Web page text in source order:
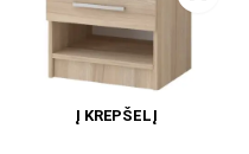
Į KREPŠELĮ